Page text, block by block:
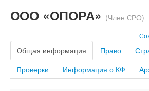
ООО «ОПОРА» (Член СРО)
Общая информация Право
Проверки
Информация о КФ